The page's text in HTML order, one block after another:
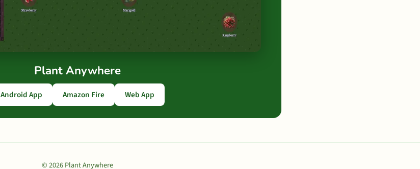
Plant Anywhere
Android App Amazon Fire Web App
© 2026 Plant Anywhere